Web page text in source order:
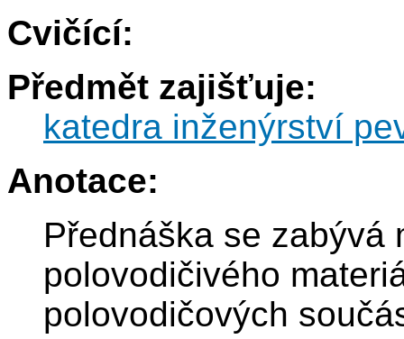
Cvičící:
Předmět zajišťuje:
katedra inženýrství
Anotace:
Přednáška se zabývá
polovodičivého
polovodičových